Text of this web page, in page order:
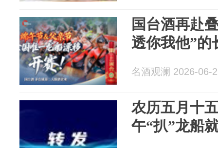
国台酒再赴
透你我他”的
名酒观澜 2026-06-
农历五月十
午“扒”龙船